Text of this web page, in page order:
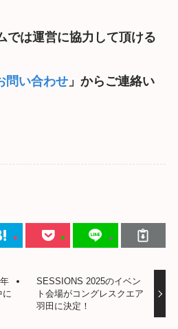
では運営に協力して頂ける
問い合わせ」からご連絡い
に
SESSIONS 2025のイベン
ト会場がコングレスクエア
羽田に決定！